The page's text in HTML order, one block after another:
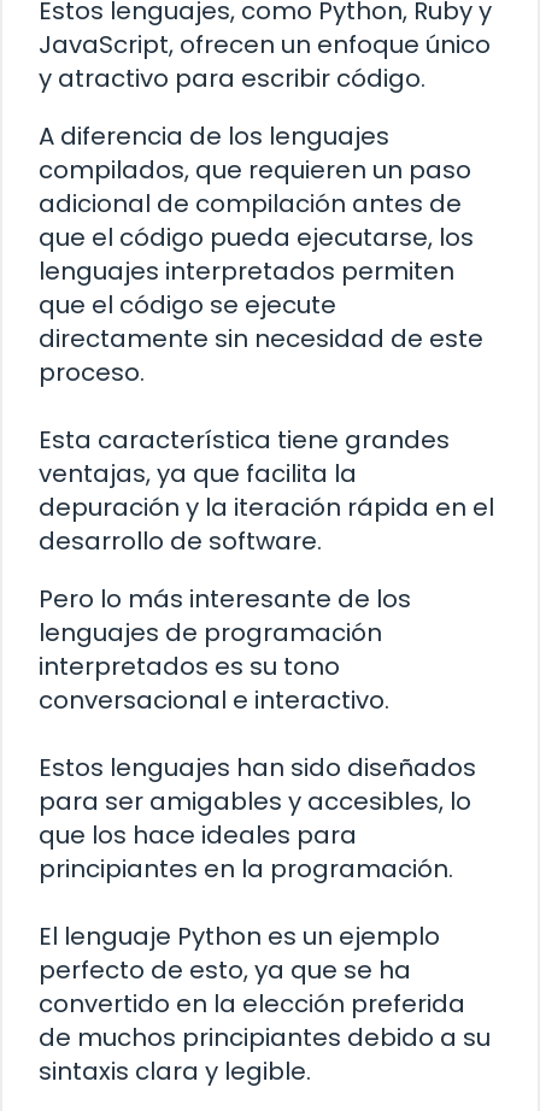
Estos lenguajes, como Python, Ruby y
JavaScript, ofrecen un enfoque único
y atractivo para escribir código.
A diferencia de los lenguajes
compilados, que requieren un paso
adicional de compilación antes de
que el código pueda ejecutarse, los
lenguajes interpretados permiten
que el código se ejecute
directamente sin necesidad de este
proceso.
Esta característica tiene grandes
ventajas, ya que facilita la
depuración y la iteración rápida en el
desarrollo de software.
Pero lo más interesante de los
lenguajes de programación
interpretados es su tono
conversacional e interactivo.
Estos lenguajes han sido diseñados
para ser amigables y accesibles, lo
que los hace ideales para
principiantes en la programación.
El lenguaje Python es un ejemplo
perfecto de esto, ya que se ha
convertido en la elección preferida
de muchos principiantes debido a su
sintaxis clara y legible.